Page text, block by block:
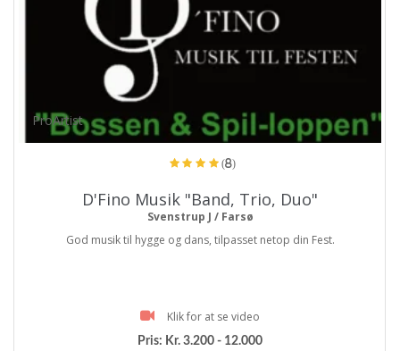
ProArtist
(8)
D'Fino Musik "Band, Trio, Duo"
Svenstrup J / Farsø
God musik til hygge og dans, tilpasset netop din Fest.
Klik for at se video
Pris: Kr. 3.200 - 12.000